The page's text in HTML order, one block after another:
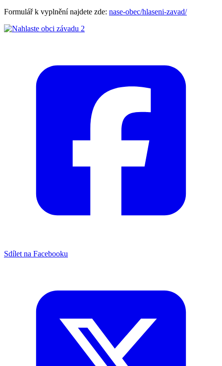
Formulář k vyplnění najdete zde: nase-obec/hlaseni-zavad/
Sdílet na Facebooku